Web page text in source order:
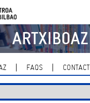
ARTXIBOAZ
FAQS CONTACT